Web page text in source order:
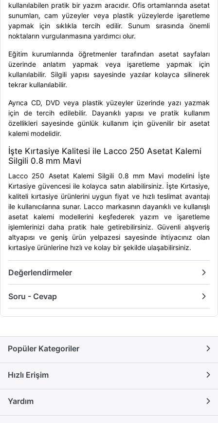
kullanılabilen pratik bir yazım aracıdır. Ofis ortamlarında asetat
sunumları, cam yüzeyler veya plastik yüzeylerde işaretleme
yapmak için sıklıkla tercih edilir. Sunum sırasında önemli
noktaların vurgulanmasına yardımcı olur.
Eğitim kurumlarında öğretmenler tarafından asetat sayfaları
üzerinde anlatım yapmak veya işaretleme yapmak için
kullanılabilir. Silgili yapısı sayesinde yazılar kolayca silinerek
tekrar kullanılabilir.
Ayrıca CD, DVD veya plastik yüzeyler üzerinde yazı yazmak
için de tercih edilebilir. Dayanıklı yapısı ve pratik kullanım
özellikleri sayesinde günlük kullanım için güvenilir bir asetat
kalemi modelidir.
İşte Kırtasiye Kalitesi ile Lacco 250 Asetat Kalemi
Silgili 0.8 mm Mavi
Lacco 250 Asetat Kalemi Silgili 0.8 mm Mavi modelini İşte
Kırtasiye güvencesi ile kolayca satın alabilirsiniz. İşte Kırtasiye,
kaliteli kırtasiye ürünlerini uygun fiyat ve hızlı teslimat avantajı
ile kullanıcılarına sunar. Lacco markasının dayanıklı ve kullanışlı
asetat kalemi modellerini keşfederek yazım ve işaretleme
işlemlerinizi daha pratik hale getirebilirsiniz. Güvenli alışveriş
altyapısı ve geniş ürün yelpazesi sayesinde ihtiyacınız olan
kırtasiye ürünlerine hızlı ve kolay bir şekilde ulaşabilirsiniz.
Değerlendirmeler
Soru - Cevap
Popüler Kategoriler
Hızlı Erişim
Yardım